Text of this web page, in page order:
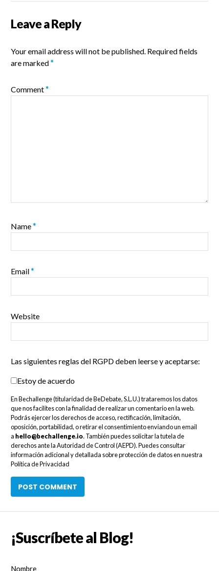
Leave a Reply
Your email address will not be published. Required fields
are marked*
Comment*
Name*
Email*
Website
Las siguientes reglas del RGPD deben leerse y aceptarse:
Estoy de acuerdo
En Bechallenge (titularidad de BeDebate, S.L.U.) trataremos los datos
que nos facilites con la finalidad de realizar un comentario en la web.
Podrás ejercer los derechos de acceso, rectificación, limitación,
oposición, portabilidad, o retirar el consentimiento enviando un email
a hello@bechallenge.io. También puedes solicitar la tutela de
derechos ante la Autoridad de Control (AEPD). Puedes consultar
información adicional y detallada sobre protección de datos en nuestra
Política de Privacidad
¡Suscríbete al Blog!
Nombre